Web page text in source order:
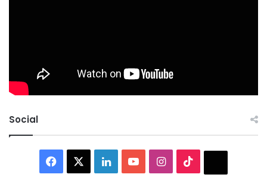
Social
Facebook LinkedInYouTubeInstagram